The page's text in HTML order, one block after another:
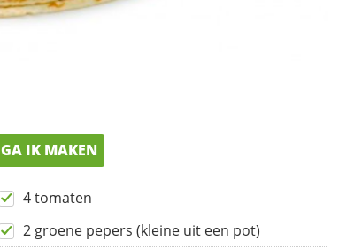
GA IK MAKEN
4 tomaten
2 groene pepers (kleine uit een pot)